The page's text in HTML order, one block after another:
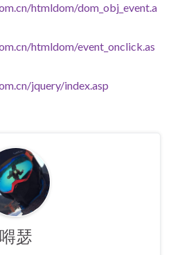
htmldom/dom_obj_event.a
htmldom/event_onclick.as
jquery/index.asp
嘚瑟